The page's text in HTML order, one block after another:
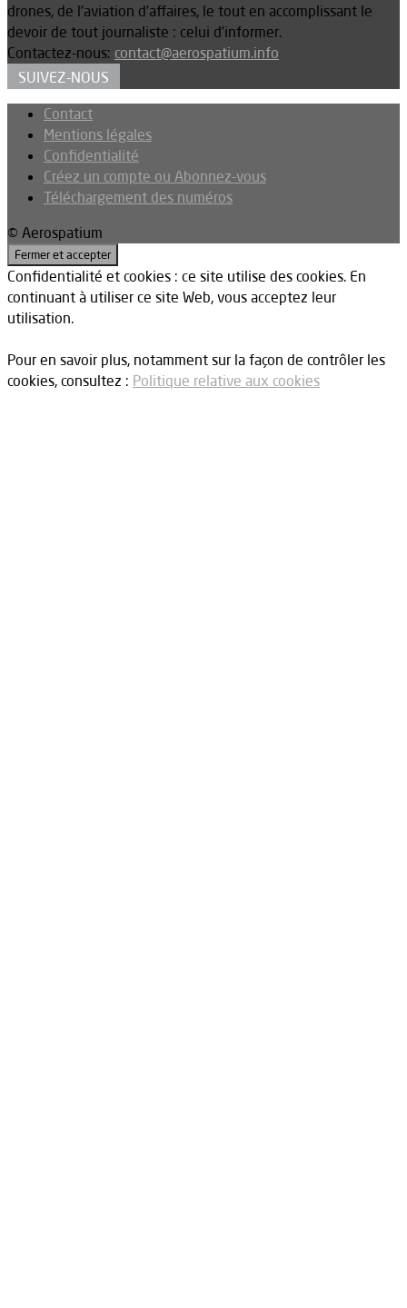
drones, de l’aviation d’affaires, le tout en accomplissant le
devoir de tout journaliste : celui d’informer.
Contactez-nous: contact@aerospatium.info
SUIVEZ-NOUS
Contact
Mentions légales
Confidentialité
Créez un compte ou Abonnez-vous
Téléchargement des numéros
© Aerospatium
Confidentialité et cookies : ce site utilise des cookies. En
continuant à utiliser ce site Web, vous acceptez leur
utilisation.
Pour en savoir plus, notamment sur la façon de contrôler les
cookies, consultez : Politique relative aux cookies